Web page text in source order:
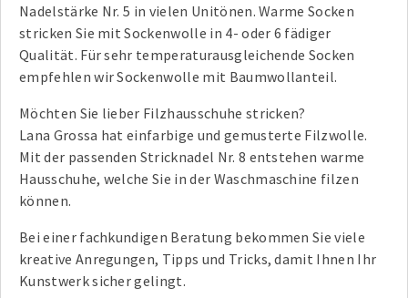
Nadelstärke Nr. 5 in vielen Unitönen. Warme Socken
stricken Sie mit Sockenwolle in 4- oder 6 fädiger
Qualität. Für sehr temperaturausgleichende Socken
empfehlen wir Sockenwolle mit Baumwollanteil.
Möchten Sie lieber Filzhausschuhe stricken?
Lana Grossa hat einfarbige und gemusterte Filzwolle.
Mit der passenden Stricknadel Nr. 8 entstehen warme
Hausschuhe, welche Sie in der Waschmaschine filzen
können.
Bei einer fachkundigen Beratung bekommen Sie viele
kreative Anregungen, Tipps und Tricks, damit Ihnen Ihr
Kunstwerk sicher gelingt.